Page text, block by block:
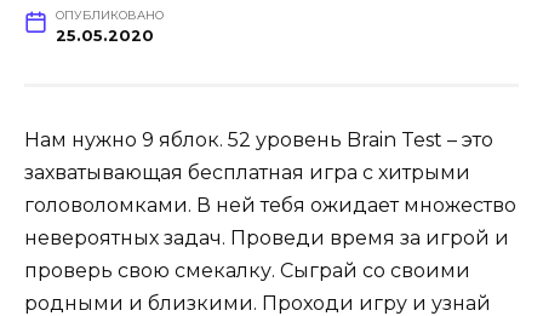
ОПУБЛИКОВАНО
25.05.2020
Нам нужно 9 яблок. 52 уровень Brain Test – это
захватывающая бесплатная игра с хитрыми
головоломками. В ней тебя ожидает множество
невероятных задач. Проведи время за игрой и
проверь свою смекалку. Сыграй со своими
родными и близкими. Проходи игру и узнай